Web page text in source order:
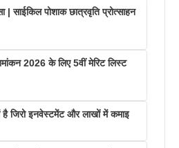
साईकिल पोशाक छात्रवृति प्रोत्साहन
2026 के लिए 5वीं मेरिट लिस्ट
जिरो इनवेस्टमेंट और लाखों में कमाइ